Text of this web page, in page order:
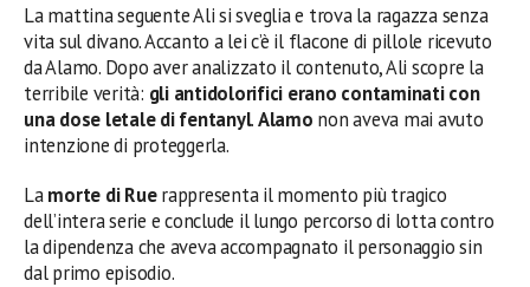
La mattina seguente Ali si sveglia e trova la ragazza senza
vita sul divano. Accanto a lei c’è il flacone di pillole ricevuto
da Alamo. Dopo aver analizzato il contenuto, Ali scopre la
terribile verità: gli antidolorifici erano contaminati con
una dose letale di fentanyl.Alamo non aveva mai avuto
intenzione di proteggerla.
Lamorte di Ruerappresenta il momento più tragico
dell’intera serie e conclude il lungo percorso di lotta contro
la dipendenza che aveva accompagnato il personaggio sin
dal primo episodio.